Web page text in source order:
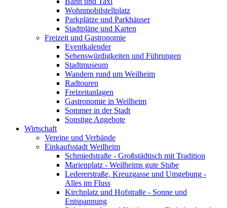
Wohnmobilstellplatz
Parkplätze und Parkhäuser
Stadtpläne und Karten
Freizeit und Gastronomie
Eventkalender
Sehenswürdigkeiten und Führungen
Stadtmuseum
Wandern rund um Weilheim
Radtouren
Freizeitanlagen
Gastronomie in Weilheim
Sommer in der Stadt
Sonstige Angebote
Wirtschaft
Vereine und Verbände
Einkaufsstadt Weilheim
Schmiedstraße - Großstädtisch mit Tradition
Marienplatz - Weilheims gute Stube
Ledererstraße, Kreuzgasse und Umgebung -
Alles im Fluss
Kirchplatz und Hofstraße - Sonne und
Entspannung